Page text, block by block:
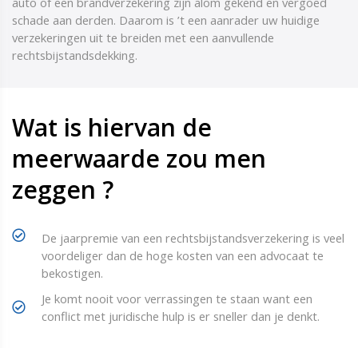
schade aan derden. Daarom is ’t een aanrader uw huidige
verzekeringen uit te breiden met een aanvullende
rechtsbijstandsdekking.
Wat is hiervan de
meerwaarde zou men
zeggen ?
De jaarpremie van een rechtsbijstandsverzekering is veel
voordeliger dan de hoge kosten van een advocaat te
bekostigen.
Je komt nooit voor verrassingen te staan want een
conflict met juridische hulp is er sneller dan je denkt.